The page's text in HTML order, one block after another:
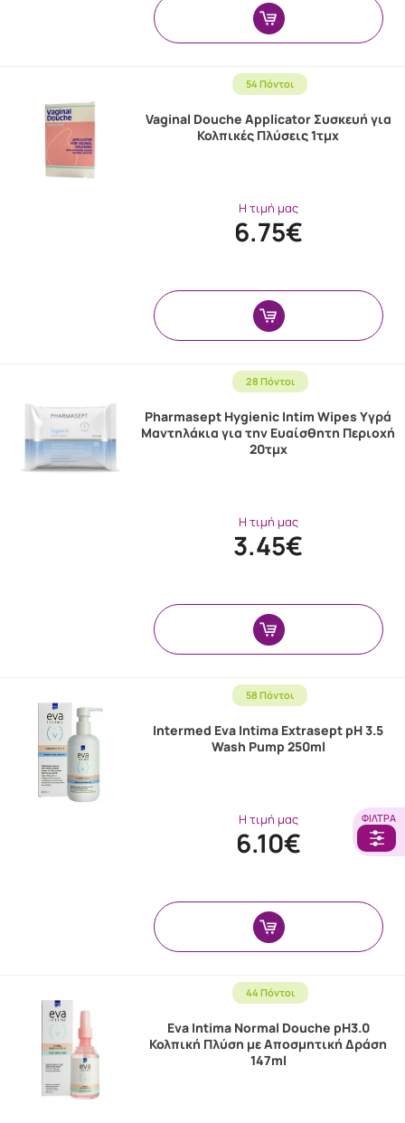
ΦΊΛΤΡΑ
54 Πόντοι
Vaginal Douche Applicator Συσκευή για
Κολπικές Πλύσεις 1τμχ
Η τιμή μας
6.75€
28 Πόντοι
Pharmasept Hygienic Intim Wipes Υγρά
Μαντηλάκια για την Ευαίσθητη Περιοχή
20τμχ
Η τιμή μας
3.45€
58 Πόντοι
Intermed Eva Intima Extrasept pH 3.5
Wash Pump 250ml
Η τιμή μας
6.10€
44 Πόντοι
Eva Intima Νormal Douche pH3.0
Κολπική Πλύση με Αποσμητική Δράση
147ml